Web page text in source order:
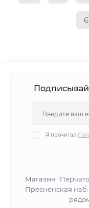
6
Я прочитал
Магазин
Пресненская